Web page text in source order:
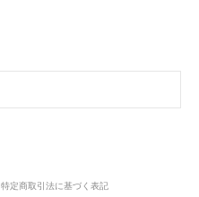
特定商取引法に基づく表記